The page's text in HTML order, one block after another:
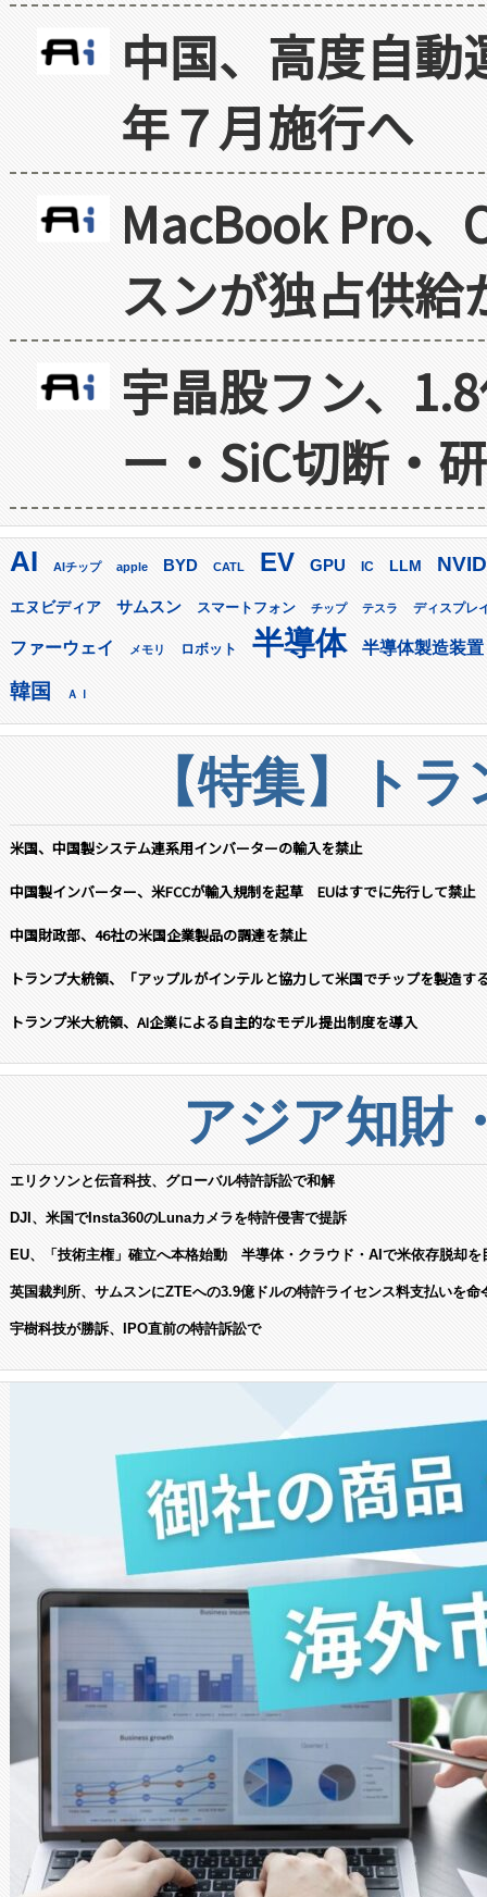
中国、高度自
年７月施行へ
MacBook Pro
スンが独占供給
宇晶股フン、
ー・SiC切断・
AI AIチップ apple BYD CATL EV GPU IC LLM
エヌビディア サムスン スマートフォン チップ テスラ ディスプレ
ファーウェイ メモリ ロボット 半導体 半導体製造装置
韓国 ＡＩ
【特集】ト
米国、中国製システム連系用インバーターの輸入を禁止
中国製インバーター、米FCCが輸入規制を起草 EUはすでに先行して禁止
中国財政部、46社の米国企業製品の調達を禁止
トランプ大統領、「アップルがインテルと協力して米国でチップを製造す
トランプ米大統領、AI企業による自主的なモデル提出制度を導入
アジア知財
エリクソンと伝音科技、グローバル特許訴訟で和解
DJI、米国でInsta360のLunaカメラを特許侵害で提訴
EU、「技術主権」確立へ本格始動 半導体・クラウド・AIで米依存脱却を
英国裁判所、サムスンにZTEへの3.9億ドルの特許ライセンス料支払いを命
宇樹科技が勝訴、IPO直前の特許訴訟で